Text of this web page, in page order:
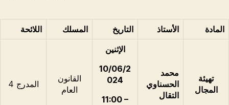
اللائحة المسلك التاريخ الأستاذ المادة
المدرج 4
القانون
العام
الإثنين
10/06/2
024
11:00 –
محمد
الحسناوي
التقال
تهيئة
المجال